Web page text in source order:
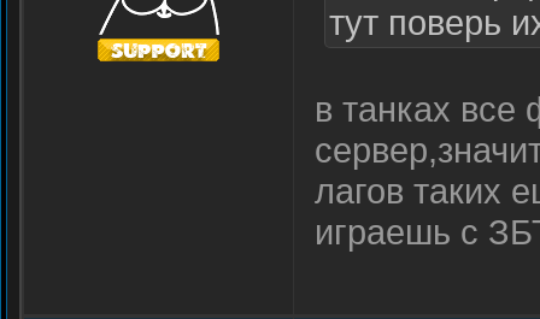
тут поверь
в танках все
лагов таких
играешь с